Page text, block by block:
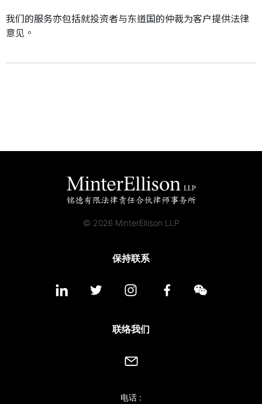
我们的服务亦包括就投资者与东道国的仲裁为客户提供法律
意见。
© 2026 MinterEllison LLP
保持联系
联络我们
电话 :